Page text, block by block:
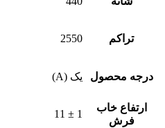
تراکم 2550
درجه محصول یک (A)
ارتفاع خاب
فرش
1 ± 11